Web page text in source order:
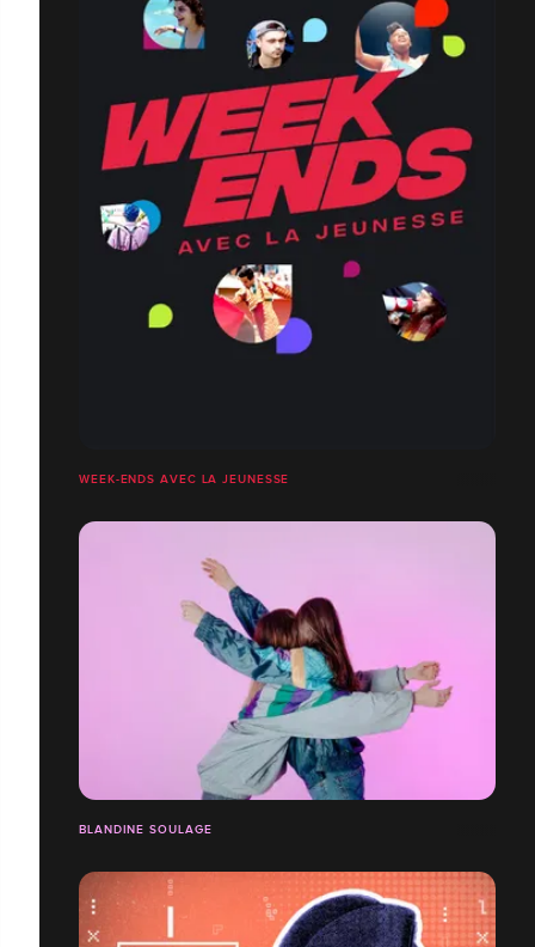
WEEK-ENDS AVEC LA JEUNESSE
BLANDINE SOULAGE